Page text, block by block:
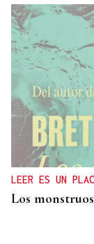
LEER ES UN
Los